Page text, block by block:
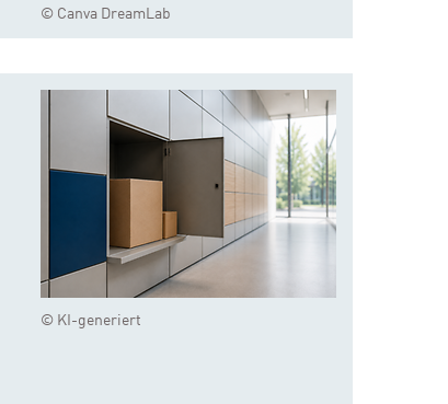
© Canva DreamLab
© KI-generiert